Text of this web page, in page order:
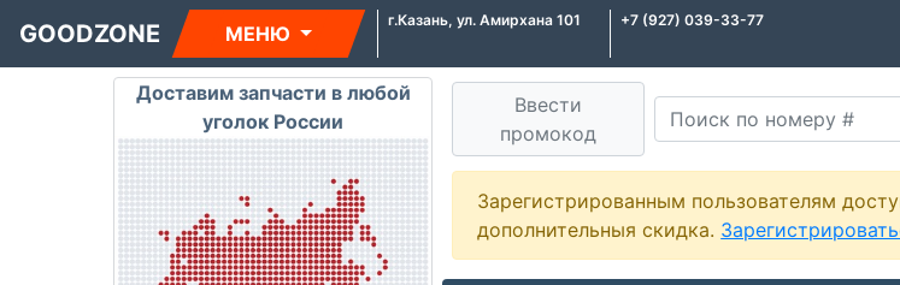
GOODZONE МЕНЮ
г.Казань, ул. Амирхана 101 +7 (927) 039-33-77
Доставим запчасти в любой
уголок России
Ввести
промокод
Зарегистрированным пользователям
дополнительныя скидка.